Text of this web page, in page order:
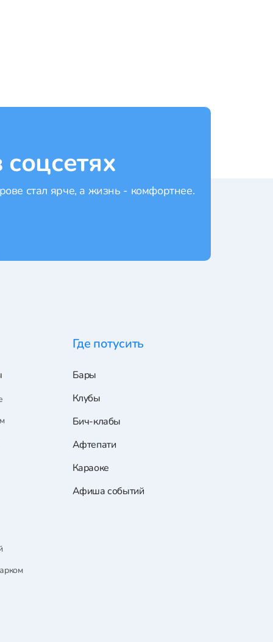
стал ярче, а жизнь - комфортнее.
Где потусить
Бары
Клубы
Бич-клабы
Афтепати
Караоке
Афиша событий